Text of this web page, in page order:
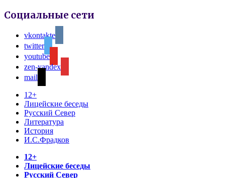
Социальные сети
vkontakte
twitter
youtube
zen-yandex
mail
12+
Лицейские беседы
Русский Север
Литература
История
И.С.Фрадков
12+
Лицейские беседы
Русский Север